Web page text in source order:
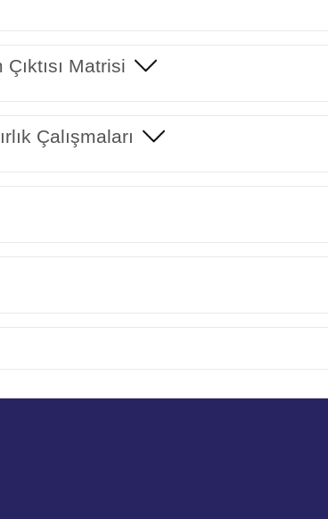
Matrisi
Çalışmaları